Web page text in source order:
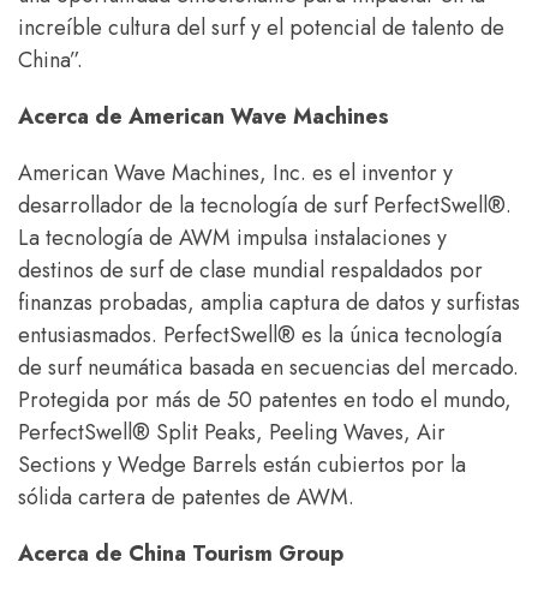
increíble cultura del surf y el potencial de talento de
China”.
Acerca de American Wave Machines
American Wave Machines, Inc. es el inventor y
desarrollador de la tecnología de surf PerfectSwell®.
La tecnología de AWM impulsa instalaciones y
destinos de surf de clase mundial respaldados por
finanzas probadas, amplia captura de datos y surfistas
entusiasmados. PerfectSwell® es la única tecnología
de surf neumática basada en secuencias del mercado.
Protegida por más de 50 patentes en todo el mundo,
PerfectSwell® Split Peaks, Peeling Waves, Air
Sections y Wedge Barrels están cubiertos por la
sólida cartera de patentes de AWM.
Acerca de China Tourism Group